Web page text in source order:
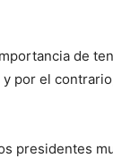
de
por el
presidentes